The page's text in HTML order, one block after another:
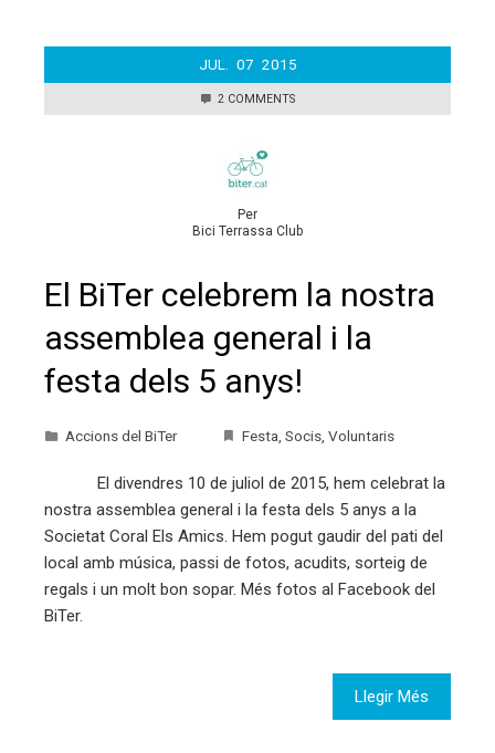
JUL. 07 2015
2 COMMENTS
Per
Bici Terrassa Club
El BiTer celebrem la nostra
assemblea general i la
festa dels 5 anys!
Accions del BiTer Festa Socis Voluntaris
El divendres 10 de juliol de 2015, hem celebrat la
nostra assemblea general i la festa dels 5 anys a la
Societat Coral Els Amics. Hem pogut gaudir del pati del
local amb música, passi de fotos, acudits, sorteig de
regals i un molt bon sopar. Més fotos al Facebook del
BiTer.
Llegir Més